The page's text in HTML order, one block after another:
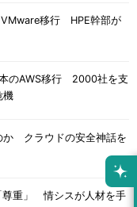
移行 HPE幹部が
本のAWS移行 2000社を支
機
か クラウドの安全神話を
尊重」 情シスが人材を手